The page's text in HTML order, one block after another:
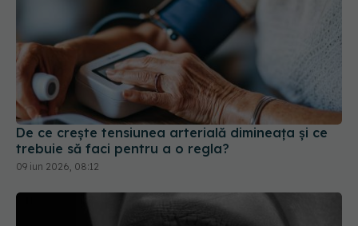
De ce crește tensiunea arterială dimineața și ce
trebuie să faci pentru a o regla?
09 iun 2026, 08:12